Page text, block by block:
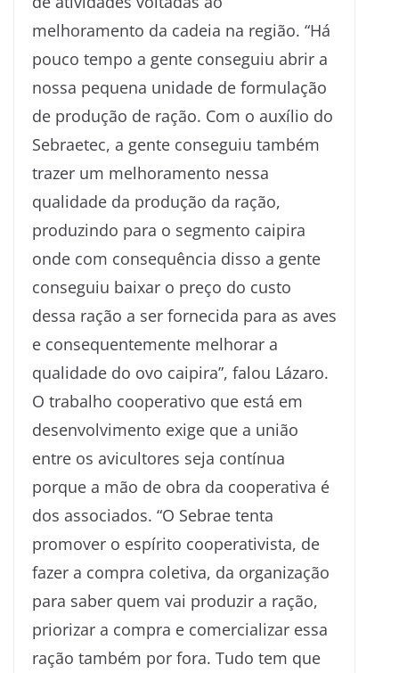
melhoramento da cadeia na região. “Há
pouco tempo a gente conseguiu abrir a
nossa pequena unidade de formulação
de produção de ração. Com o auxílio do
Sebraetec, a gente conseguiu também
trazer um melhoramento nessa
qualidade da produção da ração,
produzindo para o segmento caipira
onde com consequência disso a gente
conseguiu baixar o preço do custo
dessa ração a ser fornecida para as aves
e consequentemente melhorar a
qualidade do ovo caipira”, falou Lázaro.
O trabalho cooperativo que está em
desenvolvimento exige que a união
entre os avicultores seja contínua
porque a mão de obra da cooperativa é
dos associados. “O Sebrae tenta
promover o espírito cooperativista, de
fazer a compra coletiva, da organização
para saber quem vai produzir a ração,
priorizar a compra e comercializar essa
ração também por fora. Tudo tem que